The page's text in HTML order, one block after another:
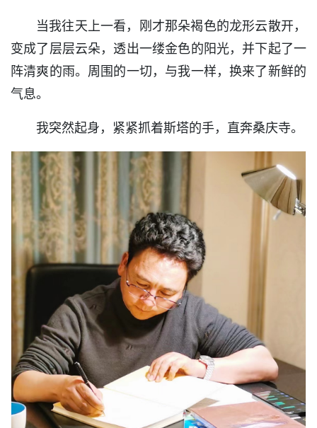
当我往天上一看，刚才那朵褐色的龙形云散开，
变成了层层云朵，透出一缕金色的阳光，并下起了一
阵清爽的雨。周围的一切，与我一样，换来了新鲜的
气息。
我突然起身，紧紧抓着斯塔的手，直奔桑庆寺。